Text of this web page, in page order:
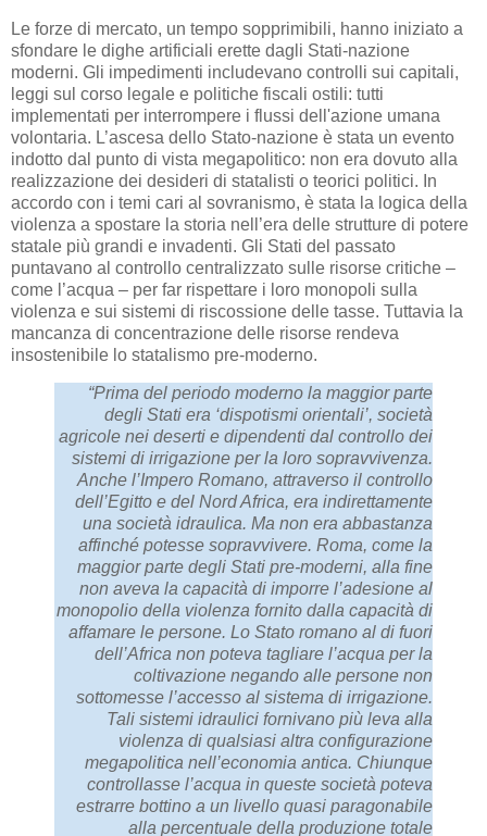
Le forze di mercato, un tempo sopprimibili, hanno iniziato a
sfondare le dighe artificiali erette dagli Stati-nazione
moderni. Gli impedimenti includevano controlli sui capitali,
leggi sul corso legale e politiche fiscali ostili: tutti
implementati per interrompere i flussi dell'azione umana
volontaria. L’ascesa dello Stato-nazione è stata un evento
indotto dal punto di vista megapolitico: non era dovuto alla
realizzazione dei desideri di statalisti o teorici politici. In
accordo con i temi cari al sovranismo, è stata la logica della
violenza a spostare la storia nell’era delle strutture di potere
statale più grandi e invadenti. Gli Stati del passato
puntavano al controllo centralizzato sulle risorse critiche –
come l’acqua – per far rispettare i loro monopoli sulla
violenza e sui sistemi di riscossione delle tasse. Tuttavia la
mancanza di concentrazione delle risorse rendeva
insostenibile lo statalismo pre-moderno.
“Prima del periodo moderno la maggior parte
degli Stati era ‘dispotismi orientali’, società
agricole nei deserti e dipendenti dal controllo dei
sistemi di irrigazione per la loro sopravvivenza.
Anche l’Impero Romano, attraverso il controllo
dell’Egitto e del Nord Africa, era indirettamente
una società idraulica. Ma non era abbastanza
affinché potesse sopravvivere. Roma, come la
maggior parte degli Stati pre-moderni, alla fine
non aveva la capacità di imporre l’adesione al
monopolio della violenza fornito dalla capacità di
affamare le persone. Lo Stato romano al di fuori
dell’Africa non poteva tagliare l’acqua per la
coltivazione negando alle persone non
sottomesse l’accesso al sistema di irrigazione.
Tali sistemi idraulici fornivano più leva alla
violenza di qualsiasi altra configurazione
megapolitica nell’economia antica. Chiunque
controllasse l’acqua in queste società poteva
estrarre bottino a un livello quasi paragonabile
alla percentuale della produzione totale